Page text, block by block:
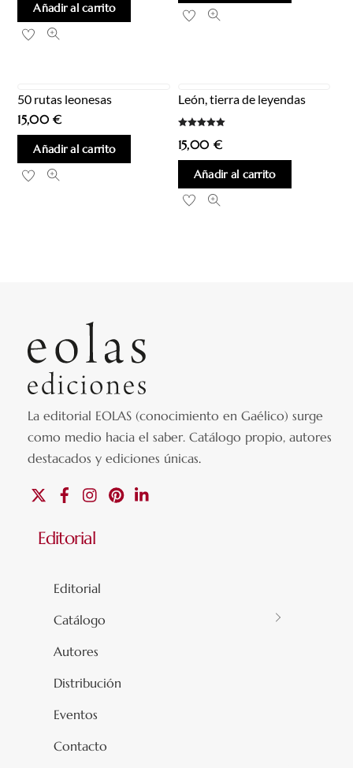
Añadir al carrito
50 rutas leonesas
15,00€
Añadir al carrito
León, tierra de leyendas
con
5.00
de 5
15,00 €
Añadir al carrito
La editorial EOLAS (conocimiento en Gaélico) surge
como medio hacia el saber.Catálogo propio, autores
destacados y ediciones únicas.
FacebookInstagramPinterest
Editorial
Editorial
Catálogo
Autores
Distribución
Eventos
Contacto